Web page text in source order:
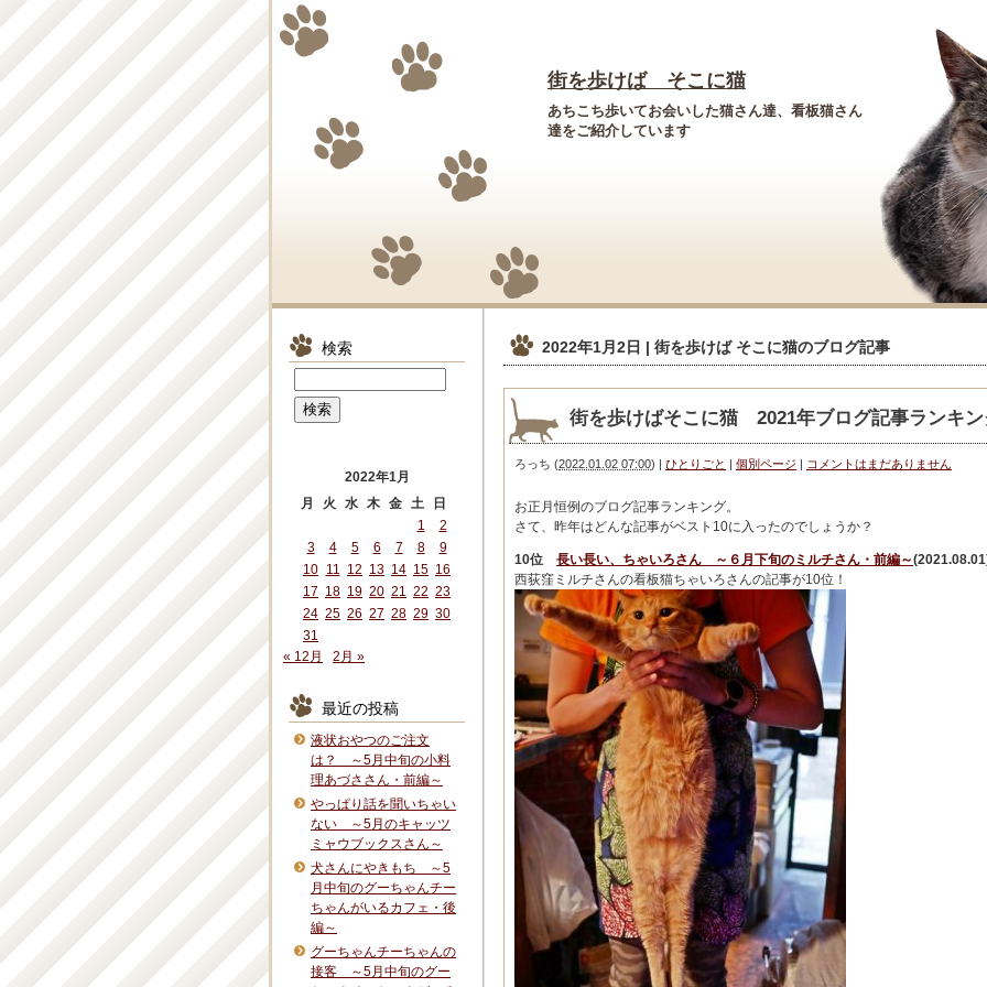
街を歩けば そこに猫
あちこち歩いてお会いした猫さん達、看板猫さん
達をご紹介しています
2022年1月2日 | 街を歩けば そこに猫のブログ記事
街を歩けばそこに猫 2021年ブログ記事ランキン
ろっち (2022.01.02 07:00) | ひとりごと | 個別ページ | コメントはまだありません
お正月恒例のブログ記事ランキング。
さて、昨年はどんな記事がベスト10に入ったのでしょうか？
10位 長い長い、ちゃいろさん ～６月下旬のミルチさん・前編～
西荻窪ミルチさんの看板猫ちゃいろさんの記事が10位！
検索
2022年1月
月
火 水 木 金 土
日
1
2
3
4 5 6 7 8
9
10 11 12 13 14 15 16
17 18 19 20 21 22 23
24 25 26 27 28 29 30
31
« 12月
2月 »
最近の投稿
液状おやつのご注文
は？ ～5月中旬の小料
理あづささん・前編～
やっぱり話を聞いちゃい
ない ～5月のキャッツ
ミャウブックスさん～
犬さんにやきもち ～5
月中旬のグーちゃんチー
ちゃんがいるカフェ・後
編～
グーちゃんチーちゃんの
接客 ～5月中旬のグー